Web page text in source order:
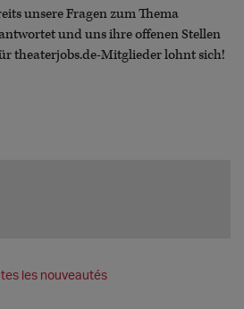
unsere Fragen zum Thema
und uns ihre offenen Stellen
theaterjobs.de-Mitglieder lohnt sich!
les nouveautés